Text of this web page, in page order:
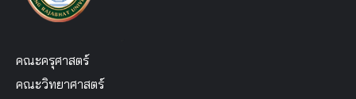
คณะครุศาสตร์
คณะวิทยาศาสตร์